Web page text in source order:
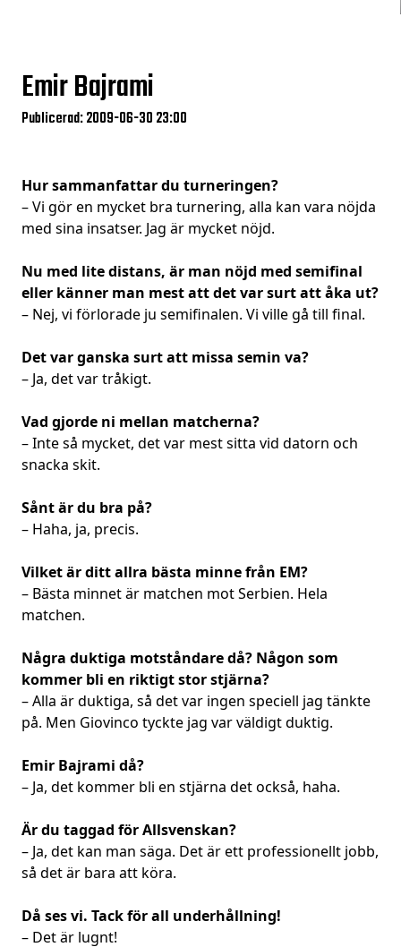
Emir Bajrami
Publicerad: 2009-06-30 23:00
Hur sammanfattar du turneringen?
– Vi gör en mycket bra turnering, alla kan vara nöjda
med sina insatser. Jag är mycket nöjd.
Nu med lite distans, är man nöjd med semifinal
eller känner man mest att det var surt att åka ut?
– Nej, vi förlorade ju semifinalen. Vi ville gå till final.
Det var ganska surt att missa semin va?
– Ja, det var tråkigt.
Vad gjorde ni mellan matcherna?
– Inte så mycket, det var mest sitta vid datorn och
snacka skit.
Sånt är du bra på?
– Haha, ja, precis.
Vilket är ditt allra bästa minne från EM?
– Bästa minnet är matchen mot Serbien. Hela
matchen.
Några duktiga motståndare då? Någon som
kommer bli en riktigt stor stjärna?
– Alla är duktiga, så det var ingen speciell jag tänkte
på. Men Giovinco tyckte jag var väldigt duktig.
Emir Bajrami då?
– Ja, det kommer bli en stjärna det också, haha.
Är du taggad för Allsvenskan?
– Ja, det kan man säga. Det är ett professionellt jobb,
så det är bara att köra.
Då ses vi. Tack för all underhållning!
– Det är lugnt!